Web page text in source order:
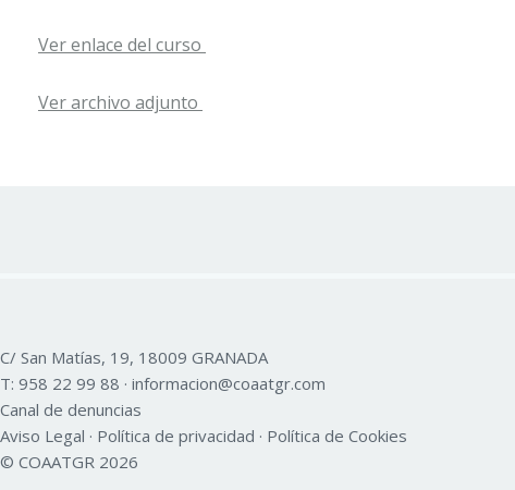
Ver enlace del curso
Ver archivo adjunto
C/ San Matías, 19, 18009 GRANADA
T: 958 22 99 88 · informacion@coaatgr.com
Canal de denuncias
Aviso Legal · Política de privacidad · Política de Cookies
© COAATGR 2026